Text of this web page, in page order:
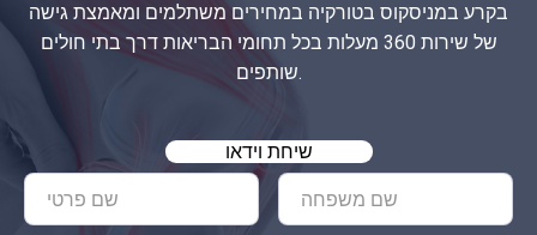
בקרע במניסקוס בטורקיה במחירים משתלמים ומאמצת גישה
של שירות 360 מעלות בכל תחומי הבריאות דרך בתי חולים
שותפים.
שיחת וידאו